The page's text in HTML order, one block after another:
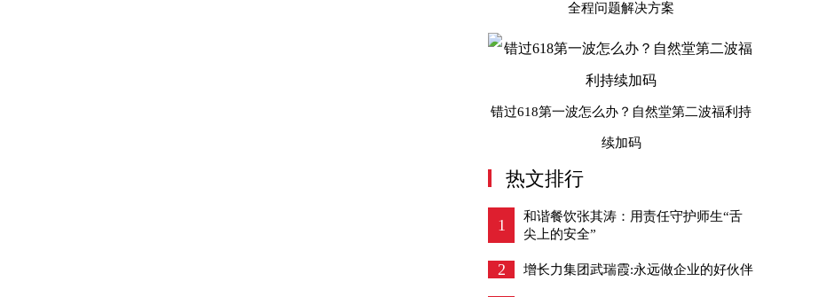
全程问题解决方案
错过618第一波怎么办？自然堂第二波福利持
续加码
热文排行
1
和谐餐饮张其涛：用责任守护师生“舌
尖上的安全”
2 增长力集团武瑞霞:永远做企业的好伙伴